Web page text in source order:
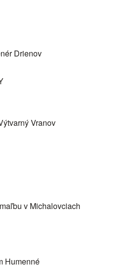
Drienov
Vranov
v Michalovciach
Humenné